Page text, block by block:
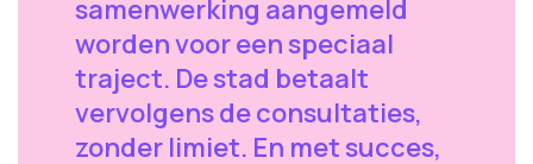
samenwerking aangemeld
worden voor een speciaal
traject. De stad betaalt
vervolgens de consultaties,
zonder limiet. En met succes,